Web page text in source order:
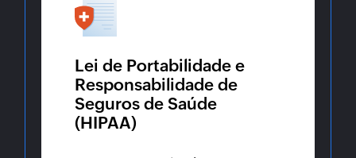
Lei de Portabilidade e
Responsabilidade de
Seguros de Saúde
(HIPAA)